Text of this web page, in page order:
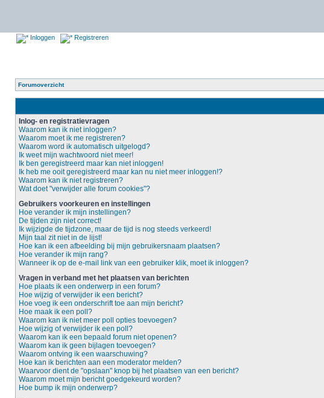
Inloggen Registreren
Forumoverzicht
Inlog- en registratievragen
Waarom kan ik niet inloggen?
Waarom moet ik me registreren?
Waarom word ik automatisch uitgelogd?
Ik weet mijn wachtwoord niet meer!
Ik ben geregistreerd maar kan niet inloggen!
Ik heb me ooit geregistreerd maar kan nu niet meer inloggen!?
Waarom kan ik niet registreren?
Wat doet "verwijder alle forum cookies"?
Gebruikers voorkeuren en instellingen
Hoe verander ik mijn instellingen?
De tijden zijn niet correct!
Ik wijzigde de tijdzone, maar de tijd is nog steeds verkeerd!
Mijn taal zit niet in de lijst!
Hoe kan ik een afbeelding bij mijn gebruikersnaam plaatsen?
Hoe verander ik mijn rang?
Wanneer ik op de e-mail link van een gebruiker klik, moet ik inloggen?
Vragen in verband met het plaatsen van berichten
Hoe plaats ik een onderwerp in een forum?
Hoe wijzig of verwijder ik een bericht?
Hoe voeg ik een onderschrift toe aan mijn bericht?
Hoe maak ik een poll?
Waarom kan ik niet meer poll opties toevoegen?
Hoe wijzig of verwijder ik een poll?
Waarom kan ik een bepaald forum niet openen?
Waarom kan ik geen bijlagen toevoegen?
Waarom ontving ik een waarschuwing?
Hoe kan ik berichten aan een moderator melden?
Waarvoor dient de "opslaan" knop bij het plaatsen van een bericht?
Waarom moet mijn bericht goedgekeurd worden?
Hoe bump ik mijn onderwerp?